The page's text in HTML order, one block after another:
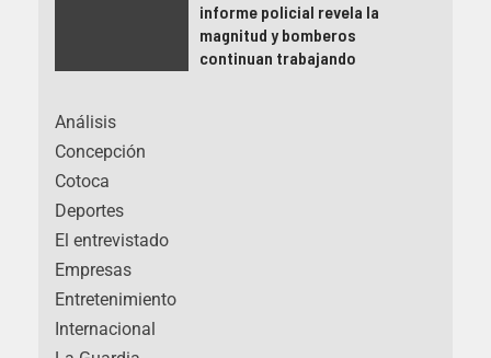
informe policial revela la
magnitud y bomberos
continuan trabajando
Análisis
Concepción
Cotoca
Deportes
El entrevistado
Empresas
Entretenimiento
Internacional